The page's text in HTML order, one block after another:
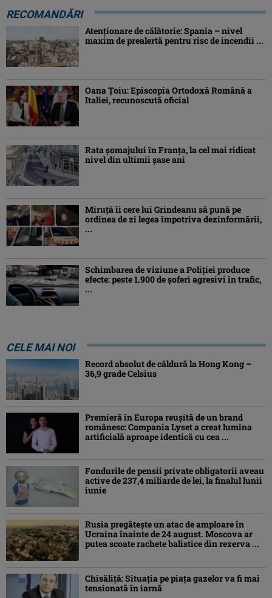
RECOMANDĂRI
Atenţionare de călătorie: Spania – nivel
maxim de prealertă pentru risc de incendii ...
Oana Ţoiu: Episcopia Ortodoxă Română a
Italiei, recunoscută oficial
Rata şomajului în Franța, la cel mai ridicat
nivel din ultimii şase ani
Miruţă îi cere lui Grindeanu să pună pe
ordinea de zi legea împotriva dezinformării,
...
Schimbarea de viziune a Poliţiei produce
efecte: peste 1.900 de şoferi agresivi în trafic,
...
CELE MAI NOI
Record absolut de căldură la Hong Kong –
36,9 grade Celsius
Premieră în Europa reușită de un brand
românesc: Compania Lyset a creat lumina
artificială aproape identică cu cea ...
Fondurile de pensii private obligatorii aveau
active de 237,4 miliarde de lei, la finalul lunii
iunie
Rusia pregătește un atac de amploare în
Ucraina înainte de 24 august. Moscova ar
putea scoate rachete balistice din rezerva ...
Chisăliţă: Situaţia pe piaţa gazelor va fi mai
tensionată în iarnă